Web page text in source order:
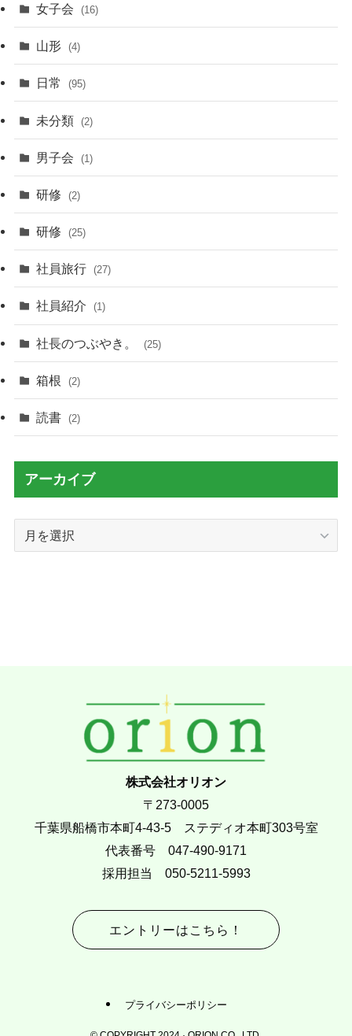
女子会 (16)
山形 (4)
日常 (95)
未分類 (2)
男子会 (1)
研修 (2)
研修 (25)
社員旅行 (27)
社員紹介 (1)
社長のつぶやき。 (25)
箱根 (2)
読書 (2)
アーカイブ
株式会社オリオン
〒273-0005
千葉県船橋市本町4-43-5 ステディオ本町303号室
代表番号 047-490-9171
採用担当 050-5211-5993
エントリーはこちら！
プライバシーポリシー